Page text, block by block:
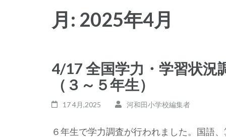
月: 2025年4月
4/17 全国学力・学習状況
（３～５年生）
17 4月,2025 河和田小学校編集者
６年生で学力調査が行われました。国語